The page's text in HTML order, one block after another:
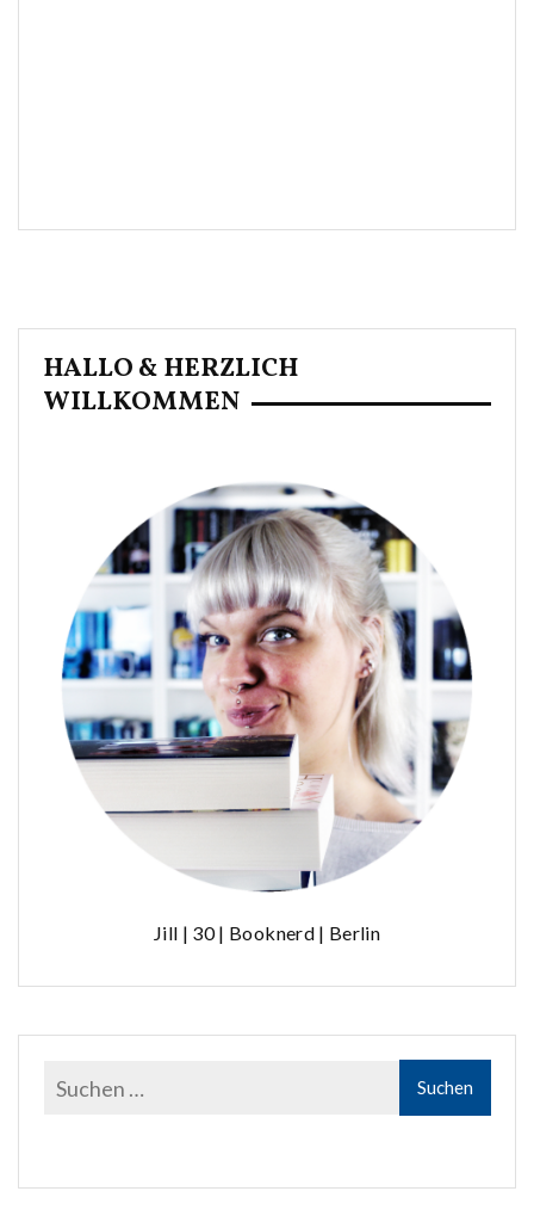
HALLO & HERZLICH
WILLKOMMEN
Jill | 30 | Booknerd | Berlin